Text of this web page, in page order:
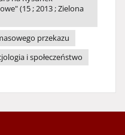
(15 ; 2013 ; Zielona
przekazu
i społeczeństwo